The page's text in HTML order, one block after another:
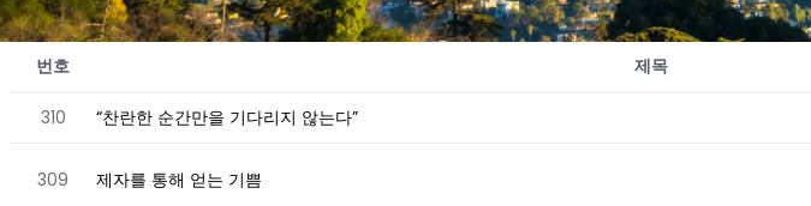
번호 제목
310 “찬란한 순간만을 기다리지 않는다”
309 제자를 통해 얻는 기쁨